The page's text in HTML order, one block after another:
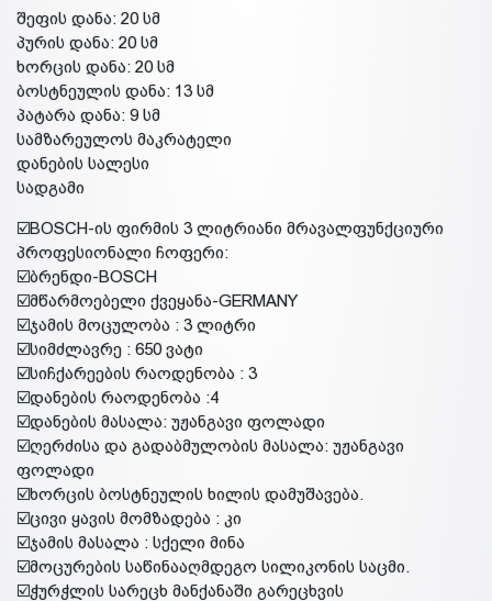
შეფის დანა: 20 სმ
პურის დანა: 20 სმ
ხორცის დანა: 20 სმ
ბოსტნეულის დანა: 13 სმ
პატარა დანა: 9 სმ
სამზარეულოს მაკრატელი
დანების სალესი
სადგამი
☑️BOSCH-ის ფირმის 3 ლიტრიანი მრავალფუნქციური
პროფესიონალი ჩოფერი:
☑️ბრენდი-BOSCH
☑️მწარმოებელი ქვეყანა-GERMANY
☑️ჯამის მოცულობა : 3 ლიტრი
☑️სიმძლავრე : 650 ვატი
☑️სიჩქარეების რაოდენობა : 3
☑️დანების რაოდენობა :4
☑️დანების მასალა: უჟანგავი ფოლადი
☑️ღერძისა და გადაბმულობის მასალა: უჟანგავი
ფოლადი
☑️ხორცის ბოსტნეულის ხილის დამუშავება.
☑️ცივი ყავის მომზადება : კი
☑️ჯამის მასალა : სქელი მინა
☑️მოცურების საწინააღმდეგო სილიკონის საცმი.
☑️ჭურჭლის სარეცხ მანქანაში გარეცხვის